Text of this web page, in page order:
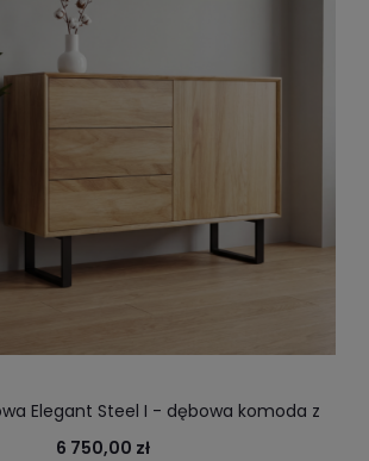
Elegant Steel I - dębowa komoda z
korpusem na dokumenty i zastawę
6 750,00 zł